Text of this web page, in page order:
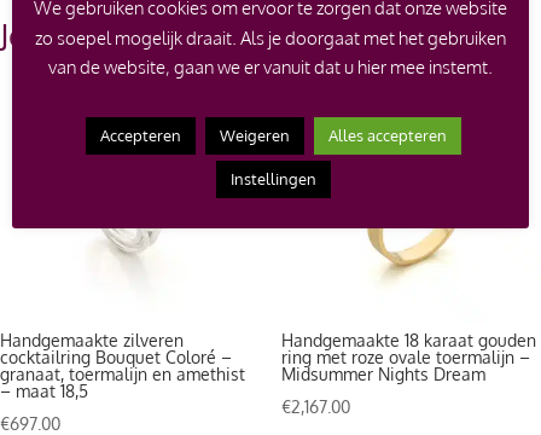
Je zou ook kunnen houden van …
Handgemaakte zilveren
cocktailring Bouquet Coloré –
granaat, toermalijn en amethist
– maat 18,5
€697.00
Handgemaakte 18 karaat gouden
ring met roze ovale toermalijn –
Midsummer Nights Dream
€2,167.00
We gebruiken cookies om ervoor te zorgen dat onze website
zo soepel mogelijk draait. Als je doorgaat met het gebruiken
van de website, gaan we er vanuit dat u hier mee instemt.
Accepteren Weigeren Alles accepteren
Instellingen